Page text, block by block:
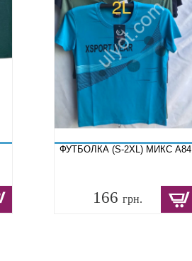
ФУТБОЛКА (S-2XL) МИКС A84
166 грн.